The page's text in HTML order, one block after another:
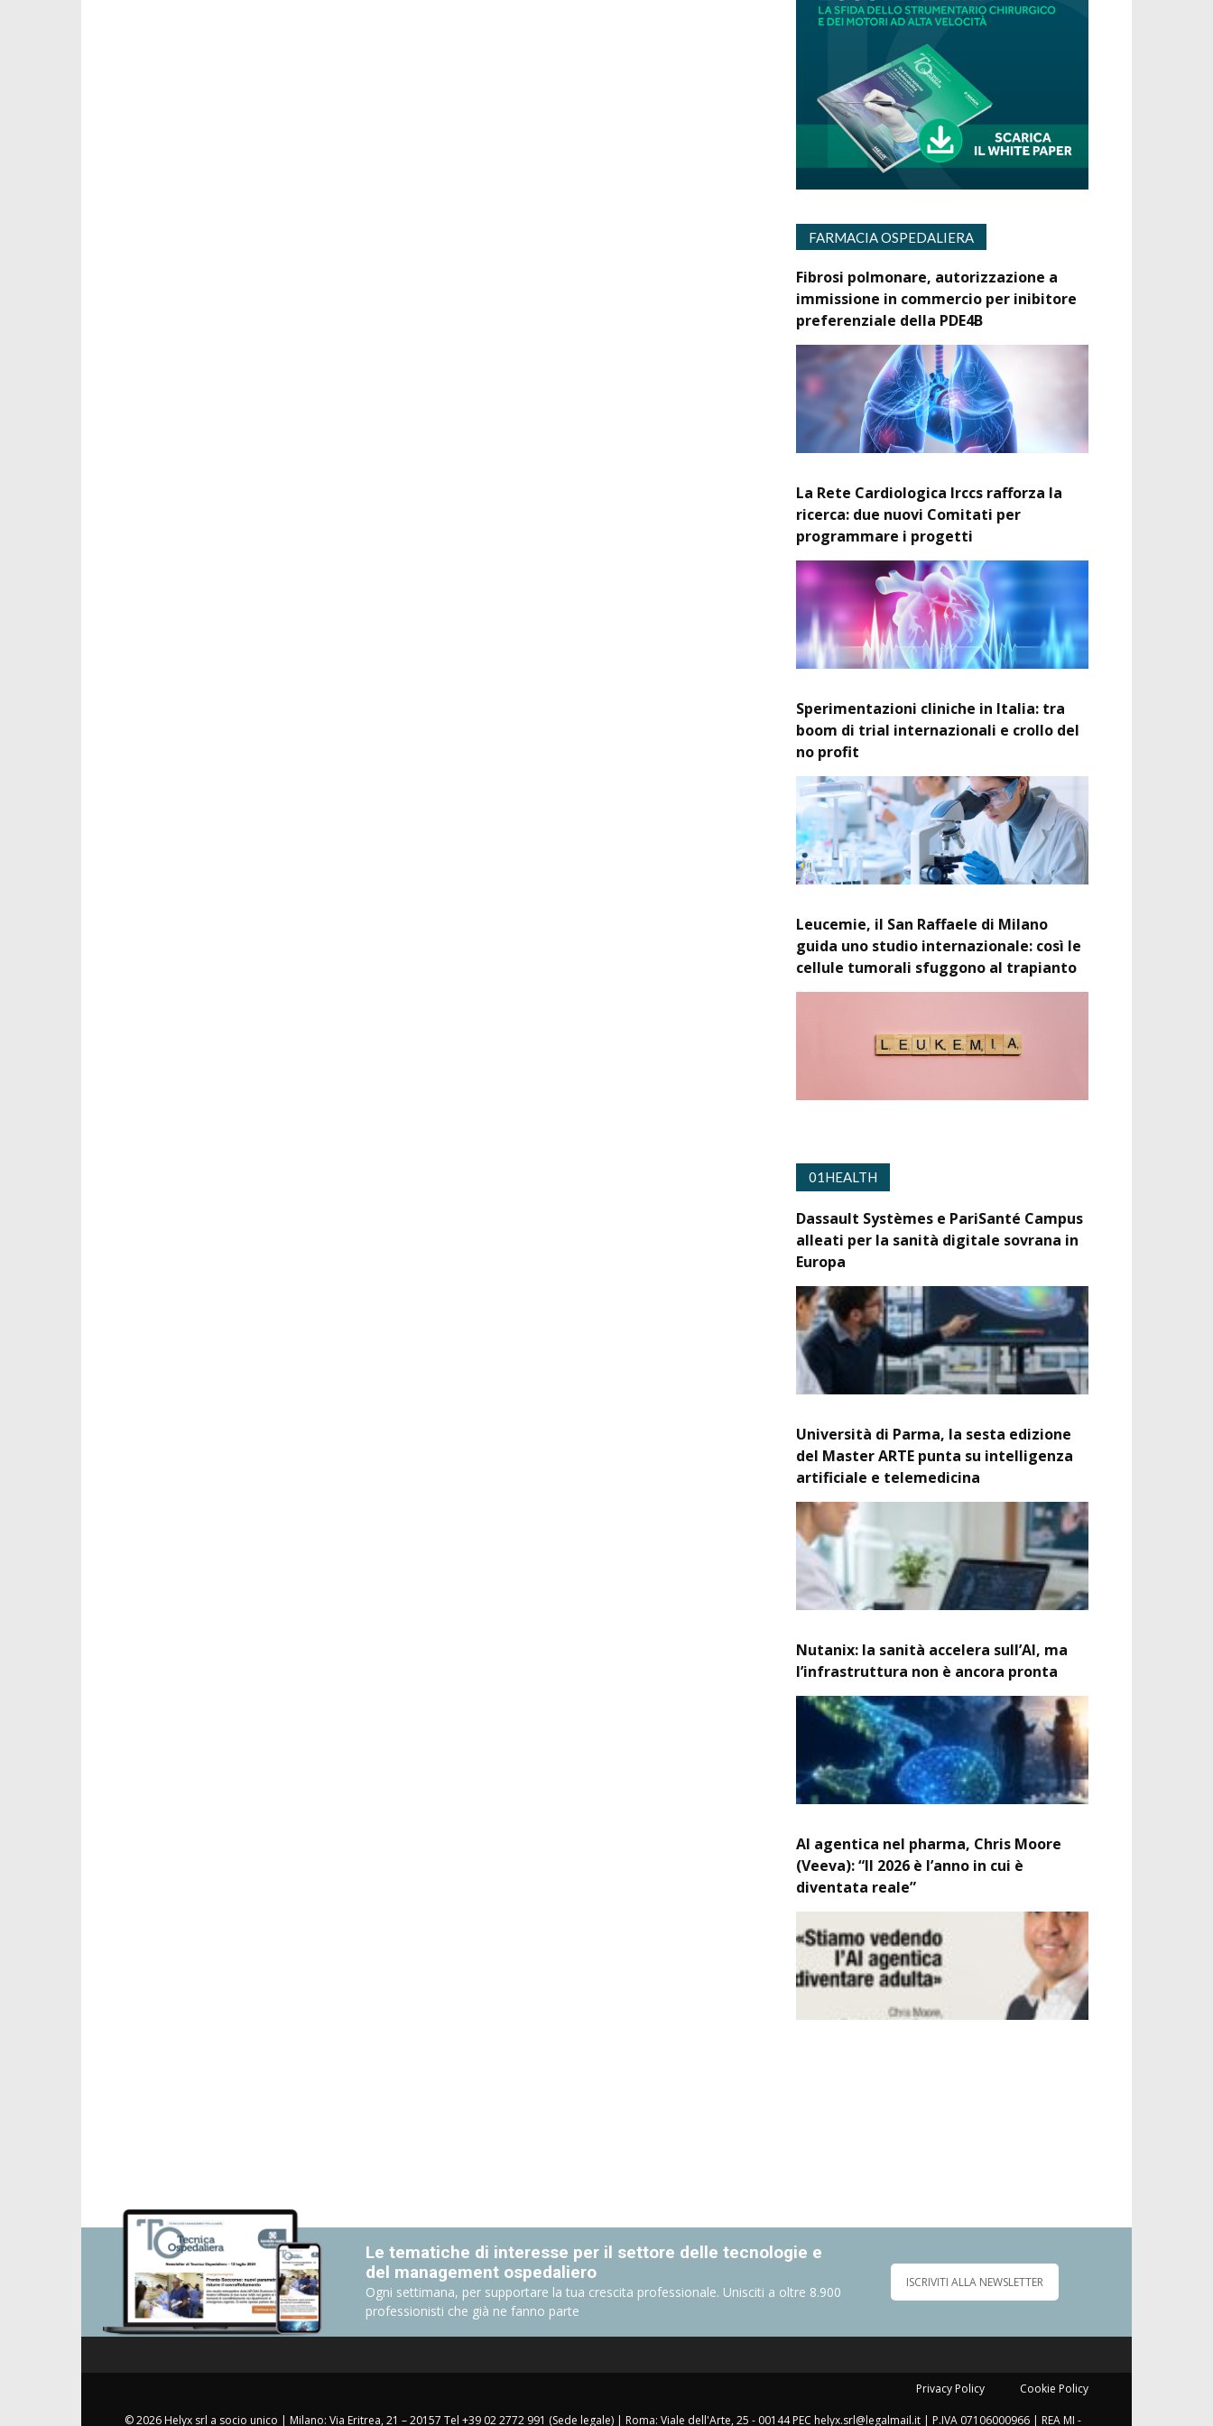
FARMACIA OSPEDALIERA
Fibrosi polmonare, autorizzazione a
immissione in commercio per inibitore
preferenziale della PDE4B
La Rete Cardiologica Irccs rafforza la
ricerca: due nuovi Comitati per
programmare i progetti
Sperimentazioni cliniche in Italia: tra
boom di trial internazionali e crollo del
no profit
Leucemie, il San Raffaele di Milano
guida uno studio internazionale: così le
cellule tumorali sfuggono al trapianto
01HEALTH
Dassault Systèmes e PariSanté Campus
alleati per la sanità digitale sovrana in
Europa
Università di Parma, la sesta edizione
del Master ARTE punta su intelligenza
artificiale e telemedicina
Nutanix: la sanità accelera sull’AI, ma
l’infrastruttura non è ancora pronta
AI agentica nel pharma, Chris Moore
(Veeva): “Il 2026 è l’anno in cui è
diventata reale”
Le tematiche di interesse per il settore delle tecnologie e
del management ospedaliero
Ogni settimana, per supportare la tua crescita professionale. Unisciti a oltre 8.900
professionisti che già ne fanno parte
ISCRIVITI ALLA NEWSLETTER
Privacy Policy Cookie Policy
© 2026 Helyx srl a socio unico | Milano: Via Eritrea, 21 – 20157 Tel +39 02 2772 991 (Sede legale) | Roma: Viale dell'Arte, 25 - 00144 PEC helyx.srl@legalmail.it | P.IVA 07106000966 | REA MI -